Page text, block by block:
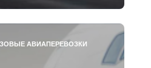
АВИАПЕРЕВОЗКИ